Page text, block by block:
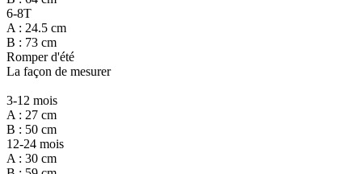
6-8T
A : 24.5 cm
B : 73 cm
Romper d'été
La façon de mesurer
3-12 mois
A : 27 cm
B : 50 cm
12-24 mois
A : 30 cm